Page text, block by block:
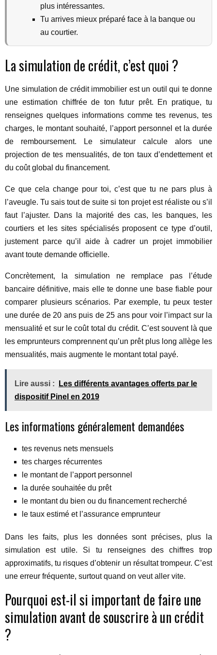
plus intéressantes.
Tu arrives mieux préparé face à la banque ou
au courtier.
La simulation de crédit, c’est quoi ?
Une simulation de crédit immobilier est un outil qui te donne
une estimation chiffrée de ton futur prêt. En pratique, tu
renseignes quelques informations comme tes revenus, tes
charges, le montant souhaité, l’apport personnel et la durée
de remboursement. Le simulateur calcule alors une
projection de tes mensualités, de ton taux d’endettement et
du coût global du financement.
Ce que cela change pour toi, c’est que tu ne pars plus à
l’aveugle. Tu sais tout de suite si ton projet est réaliste ou s’il
faut l’ajuster. Dans la majorité des cas, les banques, les
courtiers et les sites spécialisés proposent ce type d’outil,
justement parce qu’il aide à cadrer un projet immobilier
avant toute demande officielle.
Concrètement, la simulation ne remplace pas l’étude
bancaire définitive, mais elle te donne une base fiable pour
comparer plusieurs scénarios. Par exemple, tu peux tester
une durée de 20 ans puis de 25 ans pour voir l’impact sur la
mensualité et sur le coût total du crédit. C’est souvent là que
les emprunteurs comprennent qu’un prêt plus long allège les
mensualités, mais augmente le montant total payé.
Lire aussi :
Les différents avantages offerts par le
dispositif Pinel en 2019
Les informations généralement demandées
tes revenus nets mensuels
tes charges récurrentes
le montant de l’apport personnel
la durée souhaitée du prêt
le montant du bien ou du financement recherché
le taux estimé et l’assurance emprunteur
Dans les faits, plus les données sont précises, plus la
simulation est utile. Si tu renseignes des chiffres trop
approximatifs, tu risques d’obtenir un résultat trompeur. C’est
une erreur fréquente, surtout quand on veut aller vite.
Pourquoi est-il si important de faire une
simulation avant de souscrire à un crédit
?